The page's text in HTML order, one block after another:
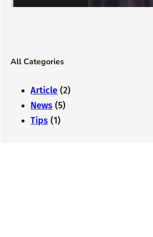
All Categories
Article (2)
News (5)
Tips (1)